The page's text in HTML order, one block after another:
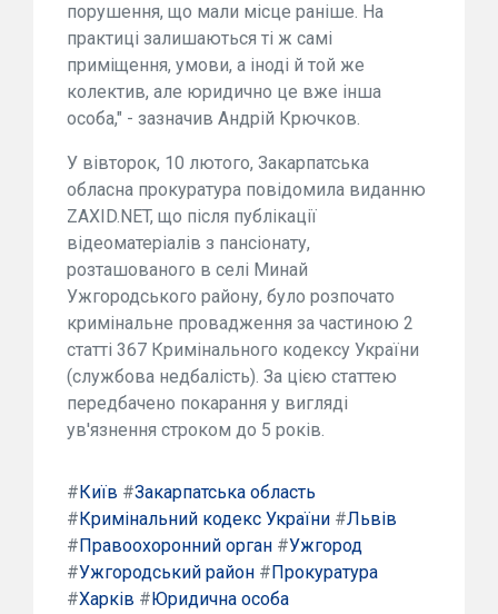
порушення, що мали місце раніше. На
практиці залишаються ті ж самі
приміщення, умови, а іноді й той же
колектив, але юридично це вже інша
особа," - зазначив Андрій Крючков.
У вівторок, 10 лютого, Закарпатська
обласна прокуратура повідомила виданню
ZAXID.NET, що після публікації
відеоматеріалів з пансіонату,
розташованого в селі Минай
Ужгородського району, було розпочато
кримінальне провадження за частиною 2
статті 367 Кримінального кодексу України
(службова недбалість). За цією статтею
передбачено покарання у вигляді
ув'язнення строком до 5 років.
#Київ #Закарпатська область
#Кримінальний кодекс України #Львів
#Правоохоронний орган #Ужгород
#Ужгородський район #Прокуратура
#Харків #Юридична особа